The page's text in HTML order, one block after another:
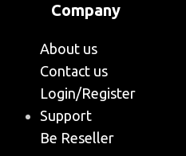
Company
About us
Contact us
Login/Register
Support
Be Reseller